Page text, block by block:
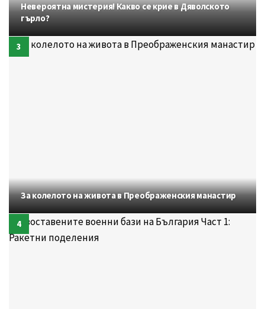
Невероятна мистерия! Какво се крие в Дяволското
гърло?
За колелото на живота в Преображенския манастир